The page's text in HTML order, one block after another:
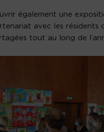
également une
avec les résidents
tout au long de